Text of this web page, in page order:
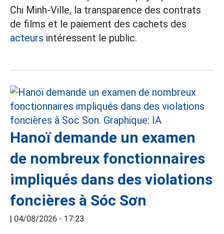
Chi Minh-Ville, la transparence des contrats
de films et le paiement des cachets des
acteurs intéressent le public.
Hanoï demande un examen
de nombreux fonctionnaires
impliqués dans des violations
foncières à Sóc Sơn
| 04/08/2026 - 17:23